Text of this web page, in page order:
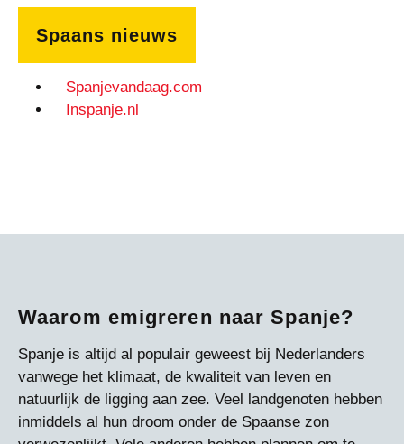
Spaans nieuws
Spanjevandaag.com
Inspanje.nl
Waarom emigreren naar Spanje?
Spanje is altijd al populair geweest bij Nederlanders
vanwege het klimaat, de kwaliteit van leven en
natuurlijk de ligging aan zee. Veel landgenoten hebben
inmiddels al hun droom onder de Spaanse zon